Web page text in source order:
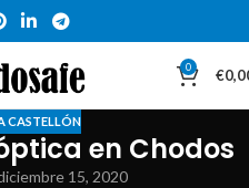
0 €
CASTELLÓN
en Chodos
15, 2020